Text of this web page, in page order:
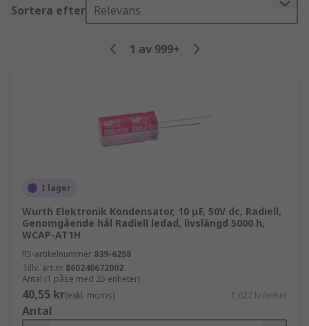
Sortera efter Relevans
1 av 999+
I lager
Wurth Elektronik Kondensator, 10 μF, 50V dc, Radiell,
Genomgående hål Radiell ledad, livslängd 5000 h,
WCAP-AT1H
RS-artikelnummer 839-6258
Tillv. art.nr 860240672002
Antal (1 påse med 25 enheter)
40,55 kr(exkl. moms) 1,622 kr/enhet
Antal